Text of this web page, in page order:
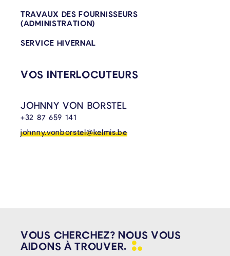
TRAVAUX DES FOURNISSEURS
(ADMINISTRATION)
SERVICE HIVERNAL
VOS INTERLOCUTEURS
JOHNNY VON BORSTEL
+32 87 659 141
johnny.vonborstel@kelmis.be
VOUS CHERCHEZ? NOUS VOUS
AIDONS ÀTROUVER.